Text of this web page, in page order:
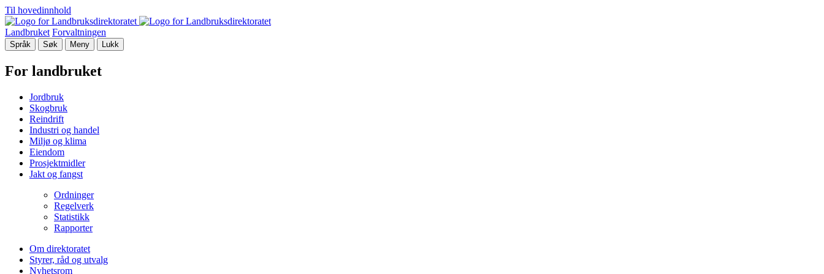
Til hovedinnhold
Landbruket Forvaltningen
Språk Søk Meny Lukk
For landbruket
Jordbruk
Skogbruk
Reindrift
Industri og handel
Miljø og klima
Eiendom
Prosjektmidler
Jakt og fangst
Ordninger
Regelverk
Statistikk
Rapporter
Om direktoratet
Styrer, råd og utvalg
Nyhetsrom